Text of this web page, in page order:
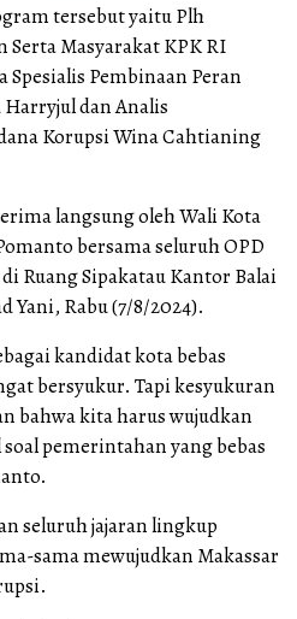
tersebut yaitu Plh
Masyarakat KPK RI
Pembinaan Peran
dan Analis
Korupsi Wina Cahtianing
langsung oleh Wali Kota
bersama seluruh OPD
Ruang Sipakatau Kantor Balai
Yani, Rabu (7/8/2024).
kandidat kota bebas
bersyukur. Tapi kesyukuran
bahwa kita harus wujudkan
pemerintahan yang bebas
seluruh jajaran lingkup
sama mewujudkan Makassar